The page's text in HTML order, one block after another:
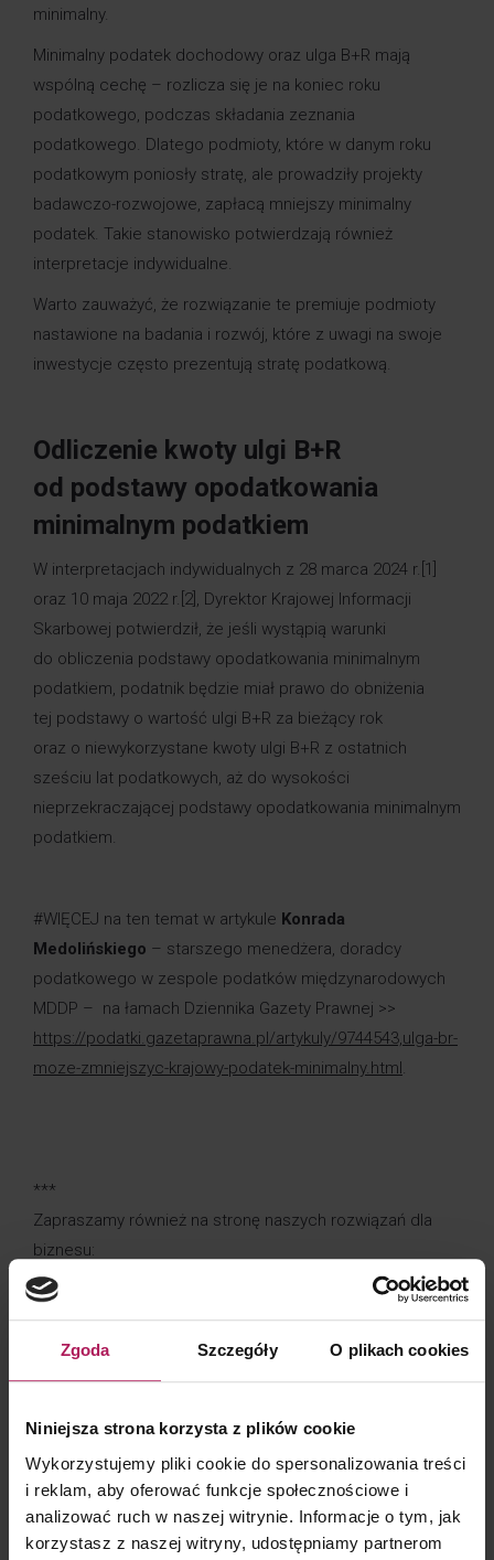
Zgoda Szczegóły O plikach cookies
Niniejsza strona korzysta z plików cookie
Wykorzystujemy pliki cookie do spersonalizowania treści
i reklam, aby oferować funkcje społecznościowe i
analizować ruch w naszej witrynie. Informacje o tym, jak
korzystasz z naszej witryny, udostępniamy partnerom
minimalny.
Minimalny podatek dochodowy oraz ulga B+R mają
wspólną cechę – rozlicza się je na koniec roku
podatkowego, podczas składania zeznania
podatkowego. Dlatego podmioty, które w danym roku
podatkowym poniosły stratę, ale prowadziły projekty
badawczo-rozwojowe, zapłacą mniejszy minimalny
podatek. Takie stanowisko potwierdzają również
interpretacje indywidualne.
Warto zauważyć, że rozwiązanie te premiuje podmioty
nastawione na badania i rozwój, które z uwagi na swoje
inwestycje często prezentują stratę podatkową.
Odliczenie kwoty ulgi B+R
od podstawy opodatkowania
minimalnym podatkiem
W interpretacjach indywidualnych z 28 marca 2024 r. [1]
oraz 10 maja 2022 r. [2] , Dyrektor Krajowej Informacji
Skarbowej potwierdził, że jeśli wystąpią warunki
do obliczenia podstawy opodatkowania minimalnym
podatkiem, podatnik będzie miał prawo do obniżenia
tej podstawy o wartość ulgi B+R za bieżący rok
oraz o niewykorzystane kwoty ulgi B+R z ostatnich
sześciu lat podatkowych, aż do wysokości
nieprzekraczającej podstawy opodatkowania minimalnym
podatkiem.
#WIĘCEJ na ten temat w artykule Konrada
Medolińskiego – starszego menedżera, doradcy
podatkowego w zespole podatków międzynarodowych
MDDP – na łamach Dziennika Gazety Prawnej >>
https://podatki.gazetaprawna.pl/artykuly/9744543,ulga-br-
moze-zmniejszyc-krajowy-podatek-minimalny.html.
***
Zapraszamy również na stronę naszych rozwiązań dla
biznesu:
Krajowy minimalny podatek dochodowy >>
https://www.mddp.pl/krajowy-minimalny-podatek-
dochodowy/
https://www.mddp.pl/krajowy-minimalny-podatek-
Ulgi i zwolnienia podatkowe w biznesie >>
https://www.mddp.pl/ulgi-i-zwolnienia-podatkowe/.